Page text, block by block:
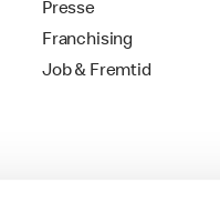
Presse
Franchising
Job & Fremtid